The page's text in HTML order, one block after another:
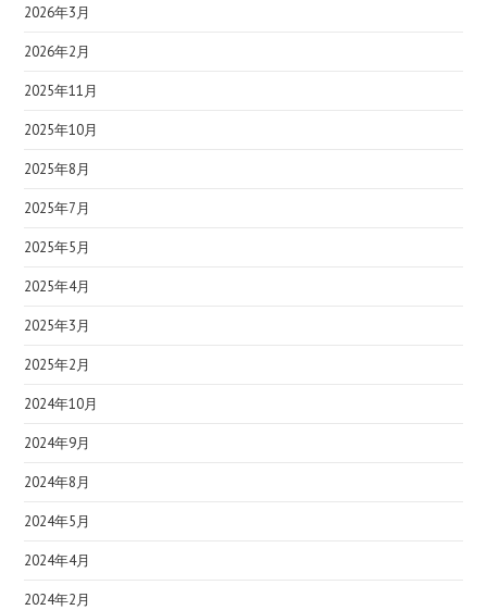
2026年3月
2026年2月
2025年11月
2025年10月
2025年8月
2025年7月
2025年5月
2025年4月
2025年3月
2025年2月
2024年10月
2024年9月
2024年8月
2024年5月
2024年4月
2024年2月